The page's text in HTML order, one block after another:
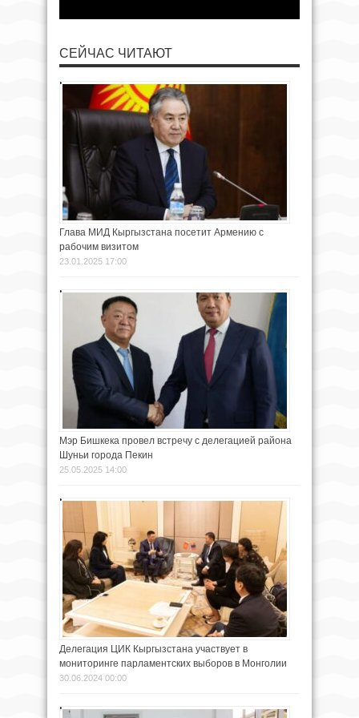
СЕЙЧАС ЧИТАЮТ
Глава МИД Кыргызстана посетит Армению с
рабочим визитом
23.01.2025 17:00
Мэр Бишкека провел встречу с делегацией района
Шуньи города Пекин
25.05.2025 14:00
Делегация ЦИК Кыргызстана участвует в
мониторинге парламентских выборов в Монголии
30.06.2024 00:00